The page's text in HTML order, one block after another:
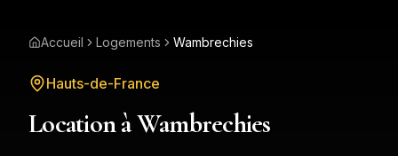
Accueil Logements Wambrechies
Hauts-de-France
Location àWambrechies